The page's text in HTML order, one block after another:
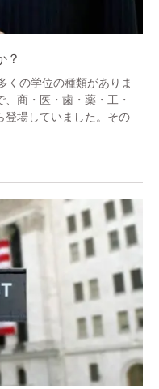
？
くの学位の種類がありま
商・医・歯・薬・工・
登場していました。その